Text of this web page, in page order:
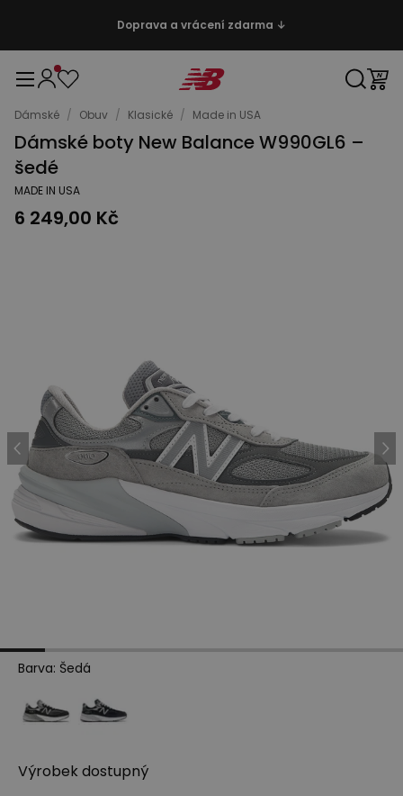
Doprava a vrácení zdarma ↓
Dámské / Obuv / Klasické / Made in USA
Dámské boty New Balance W990GL6 –
šedé
MADE IN USA
6 249,00 Kč
Barva: Šedá
Výrobek dostupný